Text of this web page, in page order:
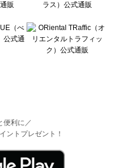
便利に／
ントプレゼント！